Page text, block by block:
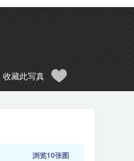
收藏此写真
浏览10张图